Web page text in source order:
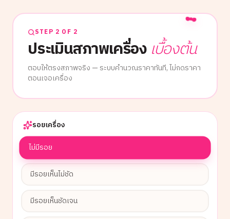
STEP 2 OF 2
ประเมินสภาพเครื่อง เบื้องต้น
ตอบให้ตรงสภาพจริง — ระบบคำนวณราคาทันที, ไม่กดราคา
ตอนเจอเครื่อง
รอยเครื่อง
ไม่มีรอย
มีรอยเห็นไม่ชัด
มีรอยเห็นชัดเจน